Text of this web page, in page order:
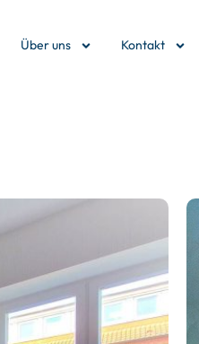
Über uns Kontakt